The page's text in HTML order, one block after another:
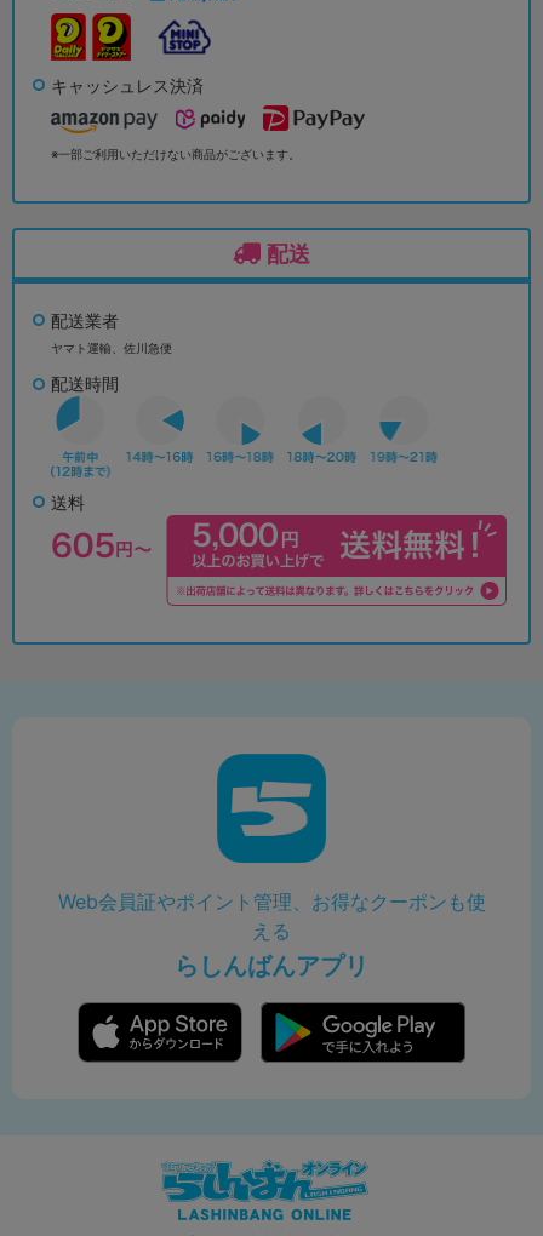
キャッシュレス決済
※一部ご利用いただけない商品がございます。
配送
配送業者
ヤマト運輸、佐川急便
配送時間
送料
Web会員証やポイント管理、お得なクーポンも使
える
らしんばんアプリ